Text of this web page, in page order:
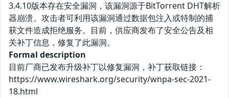
3.4.10版本存在安全漏洞，该漏洞源于BitTorrent DHT解析
器崩溃。攻击者可利用该漏洞通过数据包注入或特制的捕
获文件造成拒绝服务。目前，供应商发布了安全公告及相
关补丁信息，修复了此漏洞。
Formal description
目前厂商已发布升级补丁以修复漏洞，补丁获取链接：
https://www.wireshark.org/security/wnpa-sec-2021-
18.html